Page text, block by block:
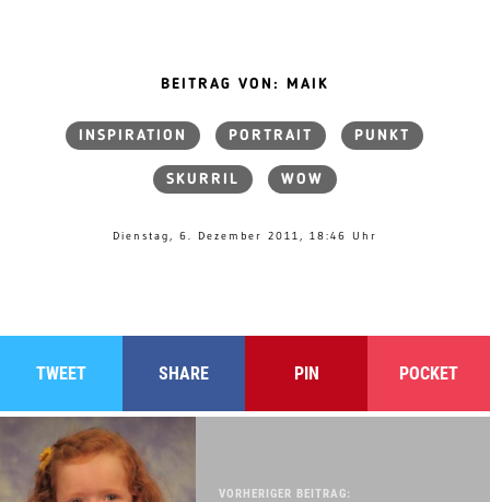
BEITRAG VON: MAIK
INSPIRATION PORTRAIT PUNKT
SKURRIL WOW
Dienstag, 6. Dezember 2011, 18:46 Uhr
TWEET SHARE PIN POCKET
VORHERIGER BEITRAG: